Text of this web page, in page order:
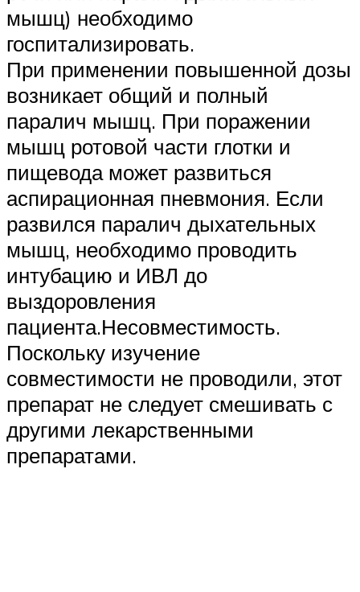
мышц) необходимо
госпитализировать.
При применении повышенной дозы
возникает общий и полный
паралич мышц. При поражении
мышц ротовой части глотки и
пищевода может развиться
аспирационная пневмония. Если
развился паралич дыхательных
мышц, необходимо проводить
интубацию и ИВЛ до
выздоровления
пациента.Несовместимость.
Поскольку изучение
совместимости не проводили, этот
препарат не следует смешивать с
другими лекарственными
препаратами.